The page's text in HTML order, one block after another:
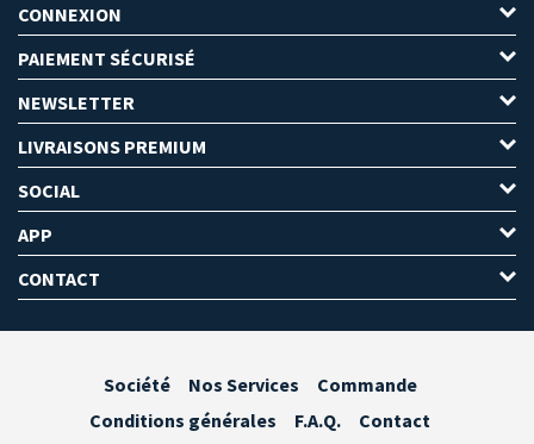
CONNEXION
PAIEMENT SÉCURISÉ
NEWSLETTER
LIVRAISONS PREMIUM
SOCIAL
APP
CONTACT
Société Nos Services
Commande
Conditions générales
F.A.Q.
Contact